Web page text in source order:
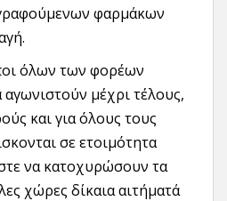
φαρμάκων
όλων των φορέων
μέχρι τέλους,
και για όλους τους
σε ετοιμότητα
να κατοχυρώσουν τα
χώρες δίκαια αιτήματά